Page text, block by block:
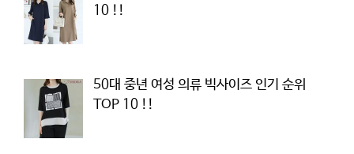
10 !!
50대 중년 여성 의류 빅사이즈 인기 순위
TOP 10 !!